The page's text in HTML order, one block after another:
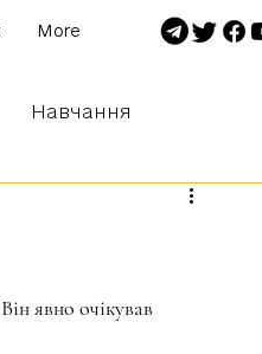
More
Навчання
явно очікував